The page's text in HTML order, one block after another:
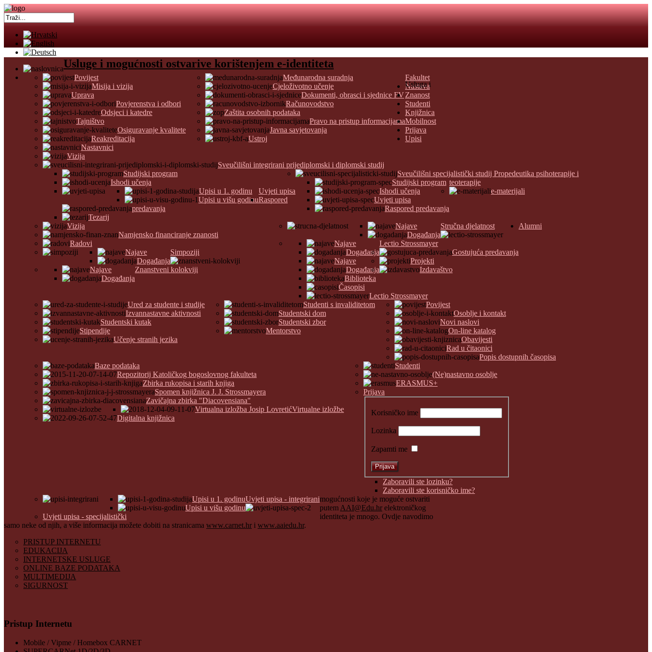
Fakultet
Povijest
Misija i vizija
Uprava
Povjerenstva i odbori
Odsjeci i katedre
Tajništvo
Osiguravanje kvalitete
Reakreditacija
Međunarodna suradnja
Cjeloživotno učenje
Dokumenti, obrasci i sjednice FV
Računovodstvo
Zaštita osobnih podataka
Pravo na pristup informacijama
Javna savjetovanja
Ustroj
Nastava
Nastavnici
Vizija
Sveučilišni integrirani prijediplomski i diplomski studij
Studijski program
Ishodi učenja
Uvjeti upisa
Upisi u 1. godinu
Upisi u višu godinuRaspored
predavanja
Tezarij
Sveučilišni specijalistički studij Propedeutika psihoterapije i
teoterapije
Studijski program
Ishodi učenja
Uvjeti upisa
Raspored predavanja
e-materijali
Znanost
Vizija
Namjensko financiranje znanosti
Radovi
Simpoziji
Najave
Događanja
Znanstveni kolokviji
Najave
Događanja
Stručna djelatnost
Najave
Događanja
Lectio Strossmayer
Najave
Događanja
Gostujuća predavanja
Najave
Događanja
Projekti
Izdavaštvo
Biblioteka
Časopisi
Lectio Strossmayer
Studenti
Ured za studente i studije
Izvannastavne aktivnosti
Studentski kutak
Stipendije
Učenje stranih jezika
Studenti s invaliditetom
Studentski dom
Studentski zbor
Mentorstvo
Knjižnica
Povijest
Osoblje i kontakt
Novi naslovi
On-line katalog
Obavijesti
Rad u čitaonici
Popis dostupnih časopisa
Baze podataka
Repozitorij Katoličkog bogoslovnog fakulteta
Zbirka rukopisa i starih knjiga
Spomen knjižnica J. J. Strossmayera
Zavičajna zbirka "Diacovensiana"
Virtualne izložbe
Virtualna izložba Josip Lovretić
Digitalna knjižnica
Mobilnost
Studenti
(Ne)nastavno osoblje
ERASMUS+
Prijava
Prijava
Korisničko ime
Lozinka
Zapamti me
Zaboravili ste lozinku?
Zaboravili ste korisničko ime?
Upisi
Uvjeti upisa - integrirani
Upisi u 1. godinu
Upisi u višu godinu
Uvjeti upisa - specijalistički
Alumni
Usluge i mogućnosti ostvarive korištenjem e-identiteta
Usluga i
mogućnosti koje je moguće ostvariti
putem AAI@Edu.hr elektroničkog
identiteta je mnogo. Ovdje navodimo
samo neke od njih, a više informacija možete dobiti na stranicama www.carnet.hr i www.aaiedu.hr.
PRISTUP INTERNETU
EDUKACIJA
INTERNETSKE USLUGE
ONLINE BAZE PODATAKA
MULTIMEDIJA
SIGURNOST
Pristup Internetu
Mobile / Vipme / Homebox CARNET